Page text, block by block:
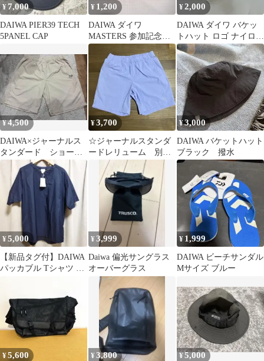
¥7,000
DAIWA PIER39 TECH
5PANEL CAP
¥ 1,200
DAIWA ダイワ
MASTERS 参加記念品
サコッシュ
¥2,000
DAIWA ダイワ バケッ
トハット ロゴ ナイロン
黒
¥4,500
DAIWA×ジャーナルス
タンダード ショート
パンツ アイボリー M
¥3,700
☆ジャーナルスタンダ
ードレリューム 別
注 DAIWA ダイワ ボ
ードショーツ☆
¥3,000
DAIWA バケットハット
ブラック 撥水
¥5,000
【新品タグ付】DAIWA
パッカブル Tシャツ ネ
¥3,999
Daiwa 偏光サングラス
オーバーグラス
¥ 1,999
DAIWA ビーチサンダル
Mサイズ ブルー
¥5,600 ¥3,800 ¥5,000